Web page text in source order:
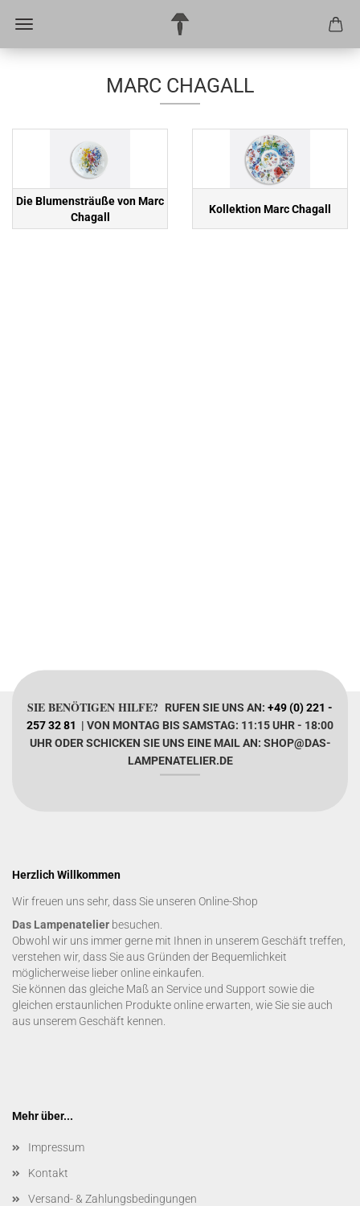
MARC CHAGALL
Die Blumensträuße von Marc
Chagall
Kollektion Marc Chagall
SIE BENÖTIGEN HILFE? RUFEN SIE UNS AN: +49 (0) 221 -
257 32 81 | VON MONTAG BIS SAMSTAG: 11:15 UHR - 18:00
UHR ODER SCHICKEN SIE UNS EINE MAIL AN: SHOP@DAS-
LAMPENATELIER.DE
Herzlich Willkommen
Wir freuen uns sehr, dass Sie unseren Online-Shop
Das Lampenatelier besuchen.
Obwohl wir uns immer gerne mit Ihnen in unserem Geschäft treffen,
verstehen wir, dass Sie aus Gründen der Bequemlichkeit
möglicherweise lieber online einkaufen.
Sie können das gleiche Maß an Service und Support sowie die
gleichen erstaunlichen Produkte online erwarten, wie Sie sie auch
aus unserem Geschäft kennen.
Mehr über...
Impressum
Kontakt
Versand- & Zahlungsbedingungen